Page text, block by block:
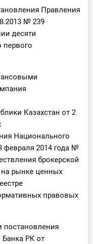
Правления
№ 239
десяти
первого
Казахстан от 2
Национального
февраля 2014 года №
брокерской
на рынке ценных
правовых
постановления
РК от